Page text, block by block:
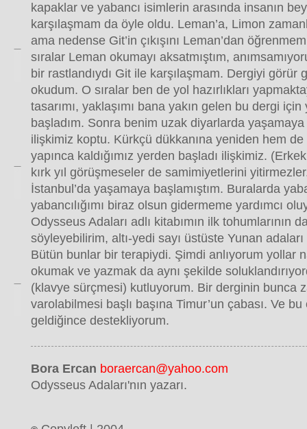
kapaklar ve yabancı isimlerin arasında insanın
karşılaşmam da öyle oldu. Leman’a, Limon
ama nedense Git’in çıkışını Leman’dan
sıralar Leman okumayı aksatmıştım,
bir rastlandıydı Git ile karşılaşmam. Dergiyi görür
okudum. O sıralar ben de yol hazırlıkları
tasarımı, yaklaşımı bana yakın gelen bu dergi
başladım. Sonra benim uzak diyarlarda
ilişkimiz koptu. Kürkçü dükkanına yeniden hem
yapınca kaldığımız yerden başladı ilişkimiz.
kırk yıl görüşmeseler de samimiyetlerini
İstanbul’da yaşamaya başlamıştım. Buralarda
yabancılığımı biraz olsun gidermeme yardımcı
Odysseus Adaları adlı kitabımın ilk tohumlarının
söyleyebilirim, altı-yedi sayı üstüste Yunan adaları
Bütün bunlar bir terapiydi. Şimdi anlıyorum yollar
okumak ve yazmak da aynı şekilde
(klavye sürçmesi) kutluyorum. Bir derginin bunca
varolabilmesi başlı başına Timur’un çabası. Ve
geldiğince destekliyorum.
Bora Ercan boraercan@yahoo.com
Odysseus Adaları'nın yazarı.